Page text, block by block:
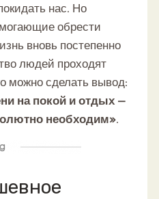
нас. Но
обрести
вновь постепенно
людей проходят
можно сделать вывод:
на покой и отдых —
необходим».